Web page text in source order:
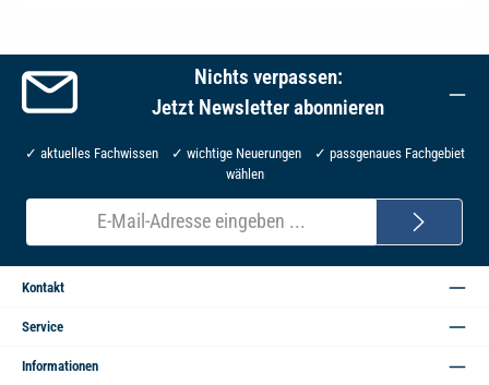
Nichts verpassen:
Jetzt Newsletter abonnieren
✓ aktuelles Fachwissen ✓ wichtige Neuerungen ✓ passgenaues Fachgebiet
wählen
E-
Mail-
Adresse*
Kontakt
Service
Informationen